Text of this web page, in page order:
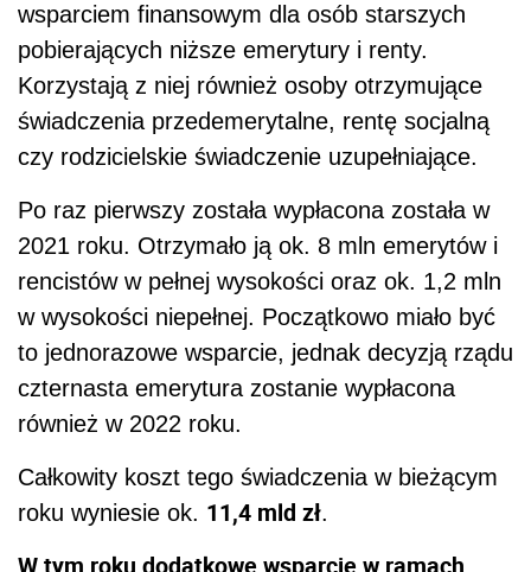
wsparciem finansowym dla osób starszych
pobierających niższe emerytury i renty.
Korzystają z niej również osoby otrzymujące
świadczenia przedemerytalne, rentę socjalną
czy rodzicielskie świadczenie uzupełniające.
Po raz pierwszy została wypłacona została w
2021 roku. Otrzymało ją ok. 8 mln emerytów i
rencistów w pełnej wysokości oraz ok. 1,2 mln
w wysokości niepełnej. Początkowo miało być
to jednorazowe wsparcie, jednak decyzją rządu
czternasta emerytura zostanie wypłacona
również w 2022 roku.
Całkowity koszt tego świadczenia w bieżącym
roku wyniesie ok. 11,4 mld zł.
W tym roku dodatkowe wsparcie w ramach